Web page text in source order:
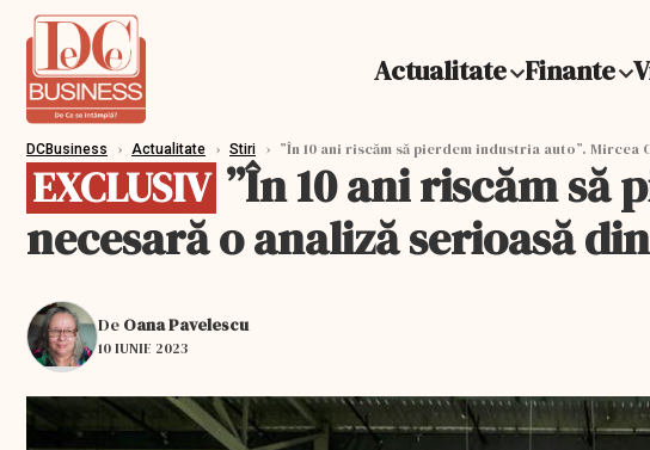
Actualitate Finante
DCBusiness › Actualitate › Stiri › ”În 10 ani riscăm să pierdem industria auto”.
EXCLUSIV ”În 10 ani riscăm să
necesară o analiză serioasă
De Oana Pavelescu
10 IUNIE 2023